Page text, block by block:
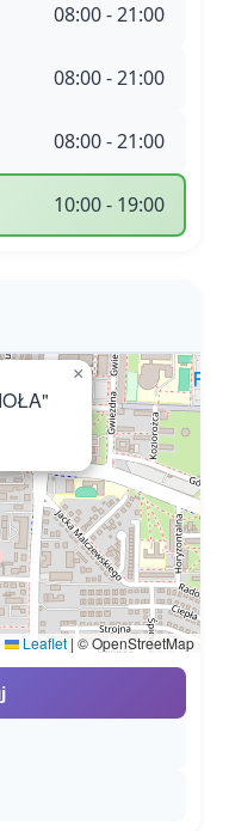
08:00 - 21:00
08:00 - 21:00
08:00 - 21:00
10:00 - 19:00
×
Leaflet | © OpenStreetMap